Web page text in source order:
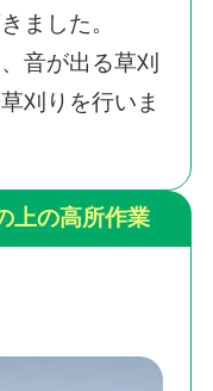
ました。
音が出る草刈
刈りを行いま
上の高所作業